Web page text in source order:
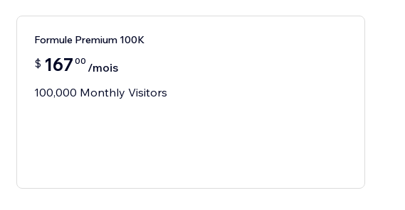
Formule Premium 100K
$ 167 00 /mois
100,000 Monthly Visitors